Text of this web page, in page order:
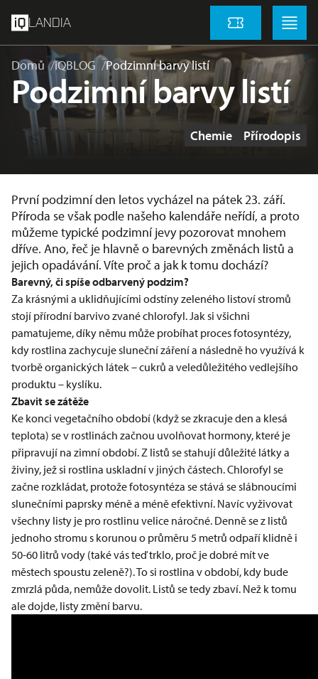
LANDIA Vstupenky
Menu
Domů iQBLOG Podzimní barvy listí
Podzimní barvy listí
Štítky
Chemie Přírodopis
První podzimní den letos vycházel na pátek 23. září.
Příroda se však podle našeho kalendáře neřídí, a proto
můžeme typické podzimní jevy pozorovat mnohem
dříve. Ano, řeč je hlavně o barevných změnách listů a
jejich opadávání. Víte proč a jak k tomu dochází?
Barevný, či spíše odbarvený podzim?
Za krásnými a uklidňujícími odstíny zeleného listoví stromů
stojí přírodní barvivo zvané chlorofyl. Jak si všichni
pamatujeme, díky němu může probíhat proces fotosyntézy,
kdy rostlina zachycuje sluneční záření a následně ho využívá k
tvorbě organických látek – cukrů a veledůležitého vedlejšího
produktu – kyslíku.
Zbavit se zátěže
Ke konci vegetačního období (když se zkracuje den a klesá
teplota) se v rostlinách začnou uvolňovat hormony, které je
připravují na zimní období. Z listů se stahují důležité látky a
živiny, jež si rostlina uskladní v jiných částech. Chlorofyl se
začne rozkládat, protože fotosyntéza se stává se slábnoucími
slunečními paprsky méně a méně efektivní. Navíc vyživovat
všechny listy je pro rostlinu velice náročné. Denně se z listů
jednoho stromu s korunou o průměru 5 metrů odpaří klidně i
50-60 litrů vody (také vás teď trklo, proč je dobré mít ve
městech spoustu zeleně?). To si rostlina v období, kdy bude
zmrzlá půda, nemůže dovolit. Listů se tedy zbaví. Než k tomu
ale dojde, listy změní barvu.